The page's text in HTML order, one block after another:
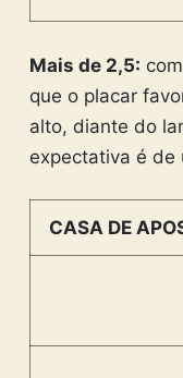
Mais de 2,5:
que o placar
alto, diante do
expectativa é de
CASA DE